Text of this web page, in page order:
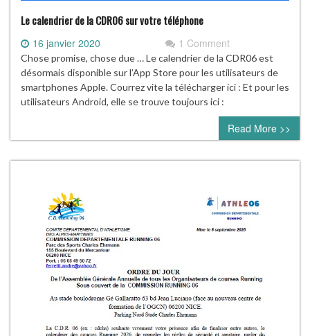
Le calendrier de la CDR06 sur votre téléphone
16 janvier 2020 1 Comment
Chose promise, chose due … Le calendrier de la CDR06 est
désormais disponible sur l’App Store pour les utilisateurs de
smartphones Apple. Courrez vite la télécharger ici : Et pour les
utilisateurs Android, elle se trouve toujours ici :
Read More >>